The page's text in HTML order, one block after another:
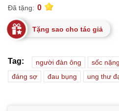
Đã tặng: 0
Tặng sao cho tác giả
Tag: người đàn ông sốc nặng
đáng sợ
đau bụng ung thư